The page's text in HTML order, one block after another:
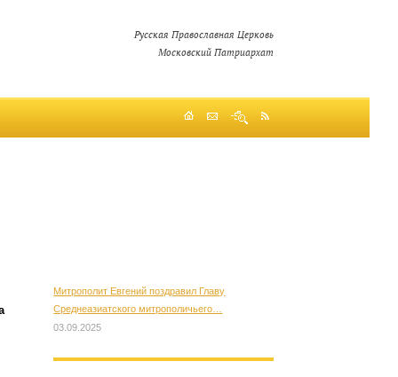
Русская Православная Церковь
Московский Патриархат
Митрополит Евгений поздравил Главу
Среднеазиатского митрополичьего…
03.09.2025